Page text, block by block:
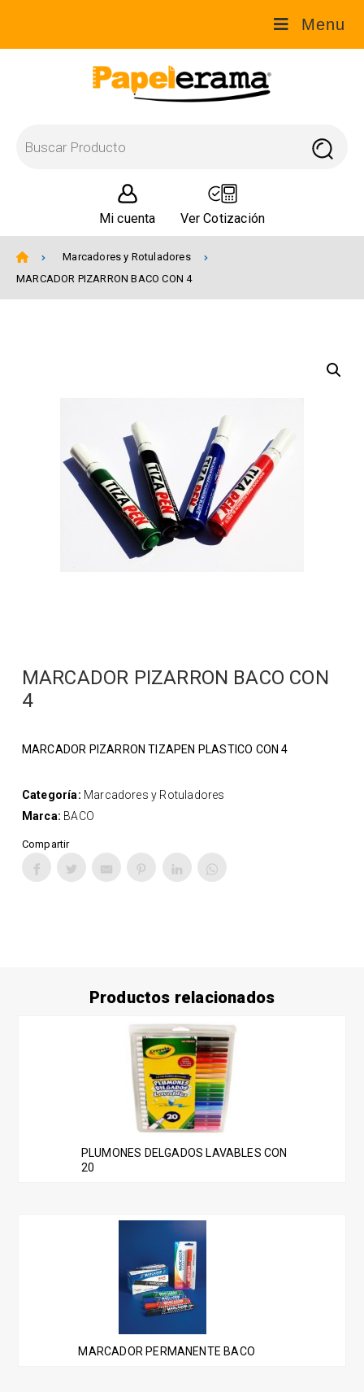
Mi cuenta Ver Cotización
Menu
Marcadores y Rotuladores
MARCADOR PIZARRON BACO CON 4
MARCADOR PIZARRON BACO CON
4
MARCADOR PIZARRON TIZAPEN PLASTICO CON 4
Categoría: Marcadores y Rotuladores
Marca: BACO
Compartir
Productos relacionados
PLUMONES DELGADOS LAVABLES CON
20
MARCADOR PERMANENTE BACO